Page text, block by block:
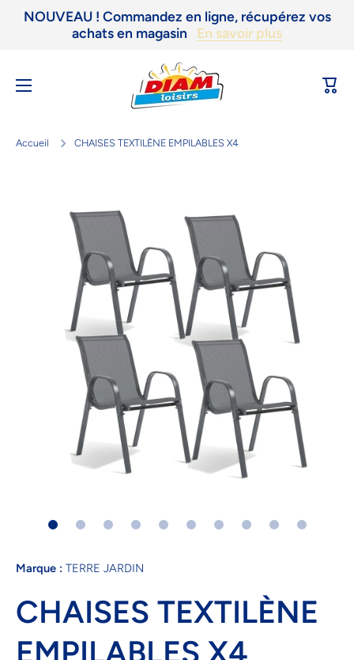
Ignorer et passer au contenu
NOUVEAU ! Commandez en ligne, récupérez vos
achats en magasin En savoir plus
Accueil CHAISES TEXTILÈNE EMPILABLES X4
Marque : TERRE JARDIN
CHAISES TEXTILÈNE
EMPILABLES X4